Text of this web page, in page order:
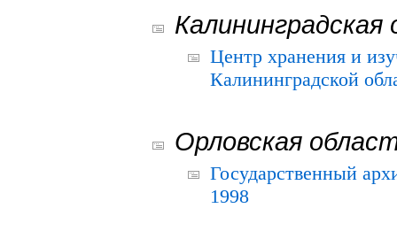
Калининградская
Центр хранения и
Калининградской
Орловская
Государственный
1998